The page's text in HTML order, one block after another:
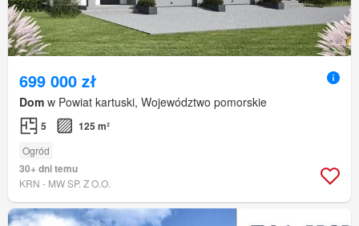
699 000 zł
Dom w Powiat kartuski, Województwo pomorskie
5 125 m²
Ogród
30+ dni temu
KRN - MW SP. Z O.O.